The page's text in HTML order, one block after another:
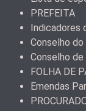
PREFEITA
Indicadores
Conselho do
Conselho
FOLHA DE
Emendas